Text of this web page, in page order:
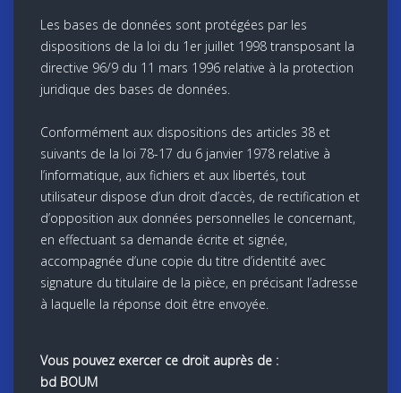
Les bases de données sont protégées par les
dispositions de la loi du 1er juillet 1998 transposant la
directive 96/9 du 11 mars 1996 relative à la protection
juridique des bases de données.
Conformément aux dispositions des articles 38 et
suivants de la loi 78-17 du 6 janvier 1978 relative à
l’informatique, aux fichiers et aux libertés, tout
utilisateur dispose d’un droit d’accès, de rectification et
d’opposition aux données personnelles le concernant,
en effectuant sa demande écrite et signée,
accompagnée d’une copie du titre d’identité avec
signature du titulaire de la pièce, en précisant l’adresse
à laquelle la réponse doit être envoyée.
Vous pouvez exercer ce droit auprès de :
bd BOUM